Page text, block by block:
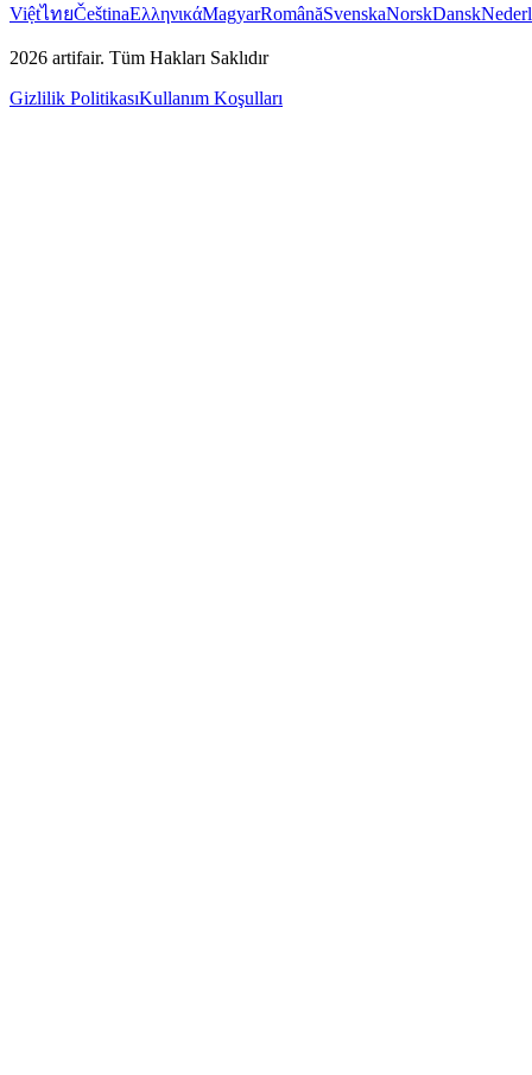
ViệtไทยČeštinaΕλληνικάMagyarRomânăSvenskaNorskDansk
2026 artifair. Tüm Hakları Saklıdır
Gizlilik PolitikasıKullanım Koşulları